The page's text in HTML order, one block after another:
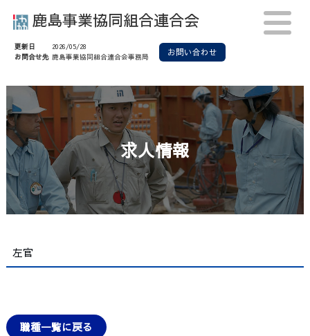
鹿島事業協同組合連合会
更新日 2026/05/28 お問い合わせ
お問合せ先 鹿島事業協同組合連合会事務局
求人情報
左官
職種一覧に戻る